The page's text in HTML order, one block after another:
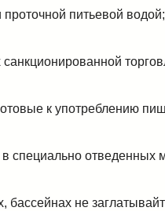
питьевой водой;
к употреблению
в специально отведенных
бассейнах не